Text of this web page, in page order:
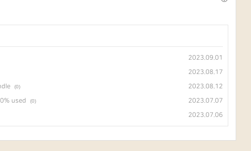
2023.09.01
2023.08.17
(0) 2023.08.12
used (0) 2023.07.07
2023.07.06